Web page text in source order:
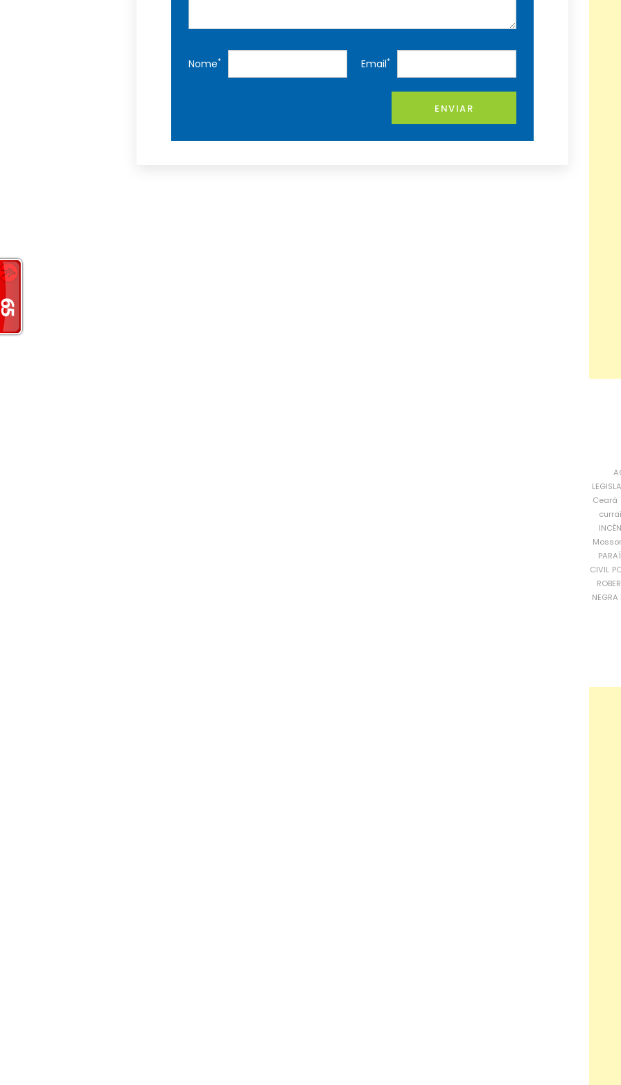
Nome* Email*
ENVIAR
Ceará
CIVIL
NEGRA